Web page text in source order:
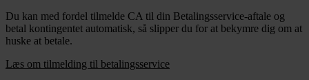
Du kan med fordel tilmelde CA til din Betalingsservice-aftale og
betal kontingentet automatisk, så slipper du for at bekymre dig om at
huske at betale.
Læs om tilmelding til betalingsservice